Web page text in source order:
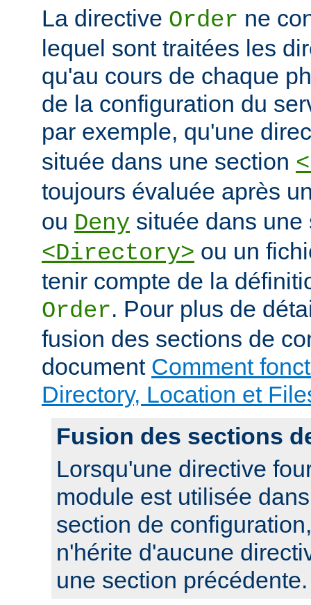
La directive Order ne
lequel sont traitées les
qu'au cours de chaque
de la configuration du
par exemple, qu'une
située dans une section
toujours évaluée après
ou Deny située dans une
<Directory> ou un
tenir compte de la
Order. Pour plus de
fusion des sections de
document Comment
Directory, Location et
Fusion des sections
Lorsqu'une directive
module est utilisée
section de
n'hérite d'aucune
une section précédente.